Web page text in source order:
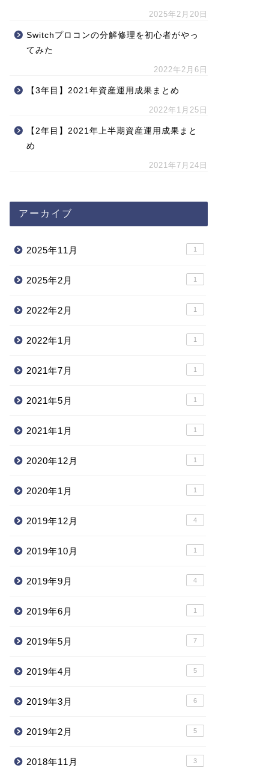
入門】初心者からiOSア
籍
2019年3月7日
2025年2月20日
Switchプロコンの分解修理を初心者がやっ
てみた
2022年2月6日
【3年目】2021年資産運用成果まとめ
2022年1月25日
【2年目】2021年上半期資産運用成果まと
め
2021年7月24日
アーカイブ
2025年11月 1
2025年2月 1
2022年2月 1
2022年1月 1
2021年7月 1
2021年5月 1
2021年1月 1
2020年12月 1
2020年1月 1
2019年12月 4
2019年10月 1
2019年9月 4
2019年6月 1
2019年5月 7
2019年4月 5
2019年3月 6
2019年2月 5
2018年11月 3